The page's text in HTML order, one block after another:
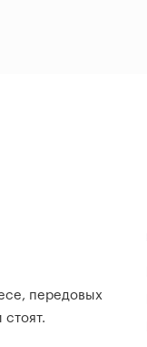
передовых